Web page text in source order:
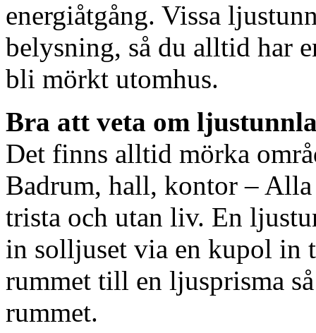
energiåtgång. Vissa
belysning, så du alltid har
bli mörkt utomhus.
Bra att veta om
Det finns alltid mörka
Badrum, hall, kontor – Alla
trista och utan liv. En
in solljuset via en kupol in
rummet till en ljusprisma
rummet.